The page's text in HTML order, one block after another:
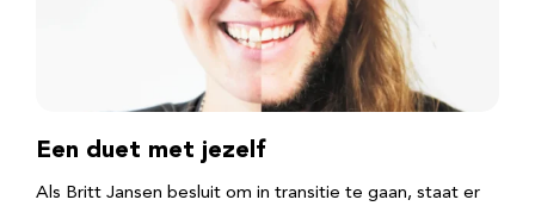
Een duet met jezelf
Als Britt Jansen besluit om in transitie te gaan, staat er